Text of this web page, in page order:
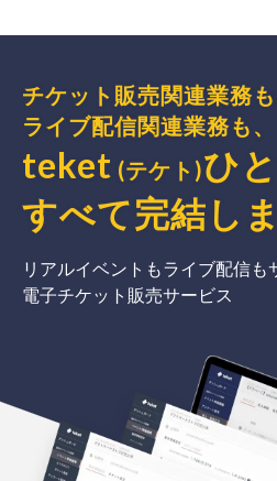
チケット販売関連業務も
ライブ配信関連業務も、
teket (テケト)ひ
すべて完結 し
リアルイベントもライブ配信も
電子チケット販売サービス